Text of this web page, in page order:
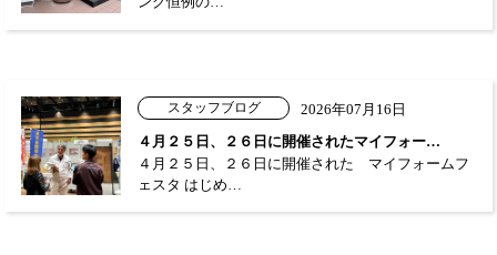
スタッフブログ
2026年07月16日
４月２５日、２６日に開催されたマイフォー…
４月２５日、２６日に開催された マイフォームフ
ェスタ はじめ…